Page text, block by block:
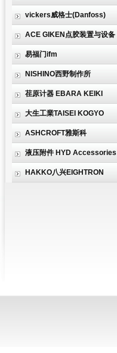
vickers威格士(Danfoss)
ACE GIKEN点胶装置与设备
易福门ifm
NISHINO西野制作所
荏原计器 EBARA KEIKI
大生工業TAISEI KOGYO
ASHCROFT雅斯科
液压附件 HYD Accessories
HAKKO八兴EIGHTRON